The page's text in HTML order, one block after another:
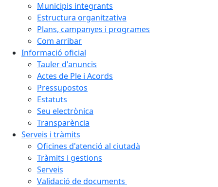
Municipis integrants
Estructura organitzativa
Plans, campanyes i programes
Com arribar
Informació oficial
Tauler d'anuncis
Actes de Ple i Acords
Pressupostos
Estatuts
Seu electrònica
Transparència
Serveis i tràmits
Oficines d'atenció al ciutadà
Tràmits i gestions
Serveis
Validació de documents